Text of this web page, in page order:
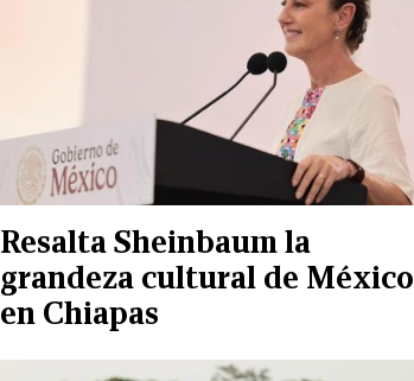
Resalta Sheinbaum la
grandeza cultural de México
en Chiapas